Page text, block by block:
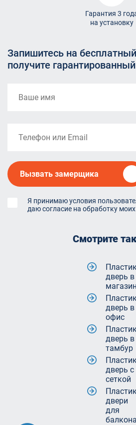
Гарантия 3
на установку
Запишитесь на
получите
Вызвать замерщика
Я принимаю условия
даю согласие на обработку
Смотрите
дверь в
магазин
дверь в
офис
дверь в
тамбур
дверь с
сеткой
двери
для
балкона